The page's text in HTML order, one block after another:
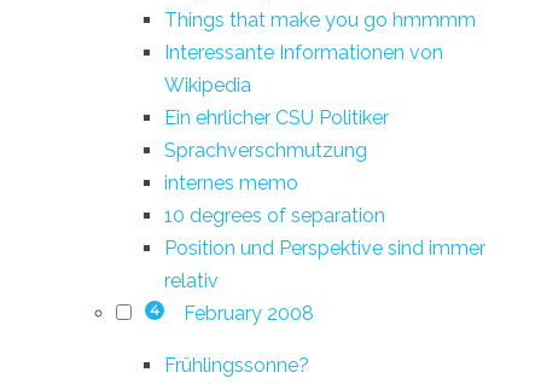
Things that make you go hmmmm
Interessante Informationen von
Wikipedia
Ein ehrlicher CSU Politiker
Sprachverschmutzung
internes memo
10 degrees of separation
Position und Perspektive sind immer
relativ
4 February 2008
Frühlingssonne?